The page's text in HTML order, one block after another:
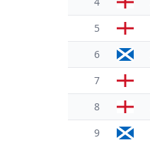
5
6
7
8
9